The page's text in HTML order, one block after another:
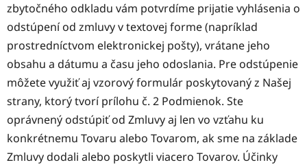
zbytočného odkladu vám potvrdíme prijatie vyhlásenia o
odstúpení od zmluvy v textovej forme (napríklad
prostredníctvom elektronickej pošty), vrátane jeho
obsahu a dátumu a času jeho odoslania. Pre odstúpenie
môžete využiť aj vzorový formulár poskytovaný z Našej
strany, ktorý tvorí prílohu č. 2 Podmienok. Ste
oprávnený odstúpiť od Zmluvy aj len vo vzťahu ku
konkrétnemu Tovaru alebo Tovarom, ak sme na základe
Zmluvy dodali alebo poskytli viacero Tovarov. Účinky